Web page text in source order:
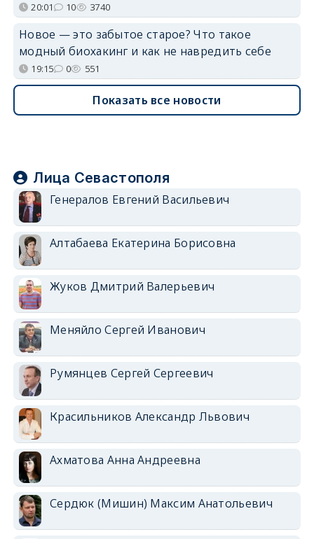
20:01 10 3740
Новое — это забытое старое? Что такое
модный биохакинг и как не навредить себе
19:15 0 551
Показать все новости
Лица Севастополя
Генералов Евгений Васильевич
Алтабаева Екатерина Борисовна
Жуков Дмитрий Валерьевич
Меняйло Сергей Иванович
Румянцев Сергей Сергеевич
Красильников Александр Львович
Ахматова Анна Андреевна
Сердюк (Мишин) Максим Анатольевич